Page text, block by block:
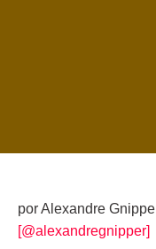
por Alexandre
[@alexandregnipper]